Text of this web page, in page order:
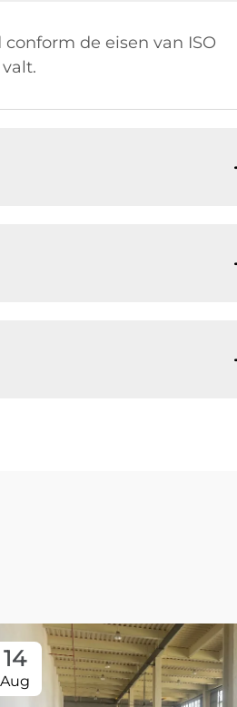
de eisen van ISO
14
Aug